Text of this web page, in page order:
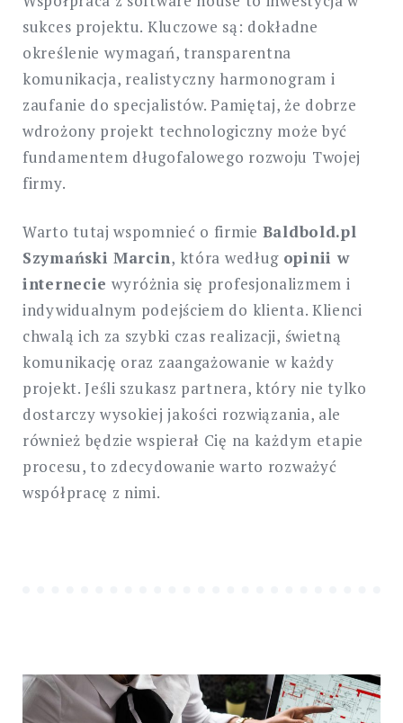
sukces projektu. Kluczowe są: dokładne
określenie wymagań, transparentna
komunikacja, realistyczny harmonogram i
zaufanie do specjalistów. Pamiętaj, że dobrze
wdrożony projekt technologiczny może być
fundamentem długofalowego rozwoju Twojej
firmy.
Warto tutaj wspomnieć o firmie Baldbold.pl
Szymański Marcin, która według opinii w
internecie wyróżnia się profesjonalizmem i
indywidualnym podejściem do klienta. Klienci
chwalą ich za szybki czas realizacji, świetną
komunikację oraz zaangażowanie w każdy
projekt. Jeśli szukasz partnera, który nie tylko
dostarczy wysokiej jakości rozwiązania, ale
również będzie wspierał Cię na każdym etapie
procesu, to zdecydowanie warto rozważyć
współpracę z nimi.